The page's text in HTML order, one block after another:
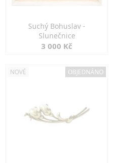
Suchý Bohuslav -
Slunečnice
3 000 Kč
NOVÉ OBJEDNÁNO